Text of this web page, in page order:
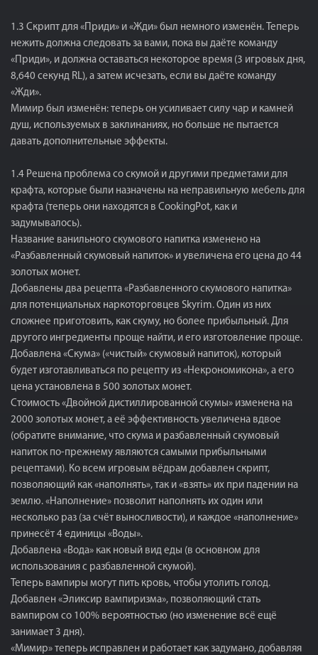
1.3 Скрипт для «Приди» и «Жди» был немного изменён. Теперь
нежить должна следовать за вами, пока вы даёте команду
«Приди», и должна оставаться некоторое время (3 игровых дня,
8,640 секунд RL), а затем исчезать, если вы даёте команду
«Жди».
Мимир был изменён: теперь он усиливает силу чар и камней
душ, используемых в заклинаниях, но больше не пытается
давать дополнительные эффекты.
1.4 Решена проблема со скумой и другими предметами для
крафта, которые были назначены на неправильную мебель для
крафта (теперь они находятся в CookingPot, как и
задумывалось).
Название ванильного скумового напитка изменено на
«Разбавленный скумовый напиток» и увеличена его цена до 44
золотых монет.
Добавлены два рецепта «Разбавленного скумового напитка»
для потенциальных наркоторговцев Skyrim. Один из них
сложнее приготовить, как скуму, но более прибыльный. Для
другого ингредиенты проще найти, и его изготовление проще.
Добавлена ​​«Скума» («чистый» скумовый напиток), который
будет изготавливаться по рецепту из «Некрономикона», а его
цена установлена ​​в 500 золотых монет.
Стоимость «Двойной дистиллированной скумы» изменена на
2000 золотых монет, а её эффективность увеличена вдвое
(обратите внимание, что скума и разбавленный скумовый
напиток по-прежнему являются самыми прибыльными
рецептами). Ко всем игровым вёдрам добавлен скрипт,
позволяющий как «наполнять», так и «взять» их при падении на
землю. «Наполнение» позволит наполнять их один или
несколько раз (за счёт выносливости), и каждое «наполнение»
принесёт 4 единицы «Воды».
Добавлена ​​«Вода» как новый вид еды (в основном для
использования с разбавленной скумой).
Теперь вампиры могут пить кровь, чтобы утолить голод.
Добавлен «Эликсир вампиризма», позволяющий стать
вампиром со 100% вероятностью (но изменение всё ещё
занимает 3 дня).
«Мимир» теперь исправлен и работает как задумано, добавляя